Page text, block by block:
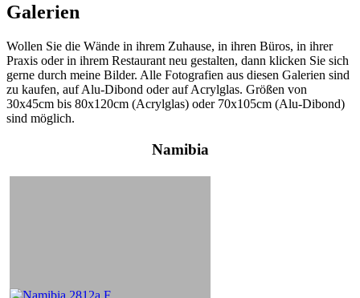
Galerien
Wollen Sie die Wände in ihrem Zuhause, in ihren Büros, in ihrer
Praxis oder in ihrem Restaurant neu gestalten, dann klicken Sie sich
gerne durch meine Bilder. Alle Fotografien aus diesen Galerien sind
zu kaufen, auf Alu-Dibond oder auf Acrylglas. Größen von
30x45cm bis 80x120cm (Acrylglas) oder 70x105cm (Alu-Dibond)
sind möglich.
Namibia